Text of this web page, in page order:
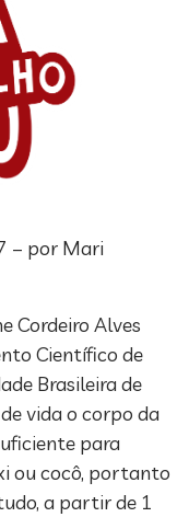
– por Mari
Cordeiro Alves
Científico de
Brasileira de
vida o corpo da
para
ou cocô, portanto
a partir de 1